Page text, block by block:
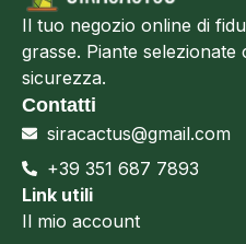
Il tuo negozio online di
grasse. Piante
sicurezza.
Contatti
siracactus@gmail.com
+39 351 687 7893
Link utili
Il mio account